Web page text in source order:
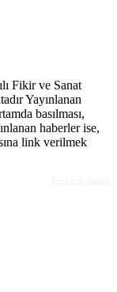
Fikir ve Sanat
Yayınlanan
basılması,
haberler ise,
link verilmek